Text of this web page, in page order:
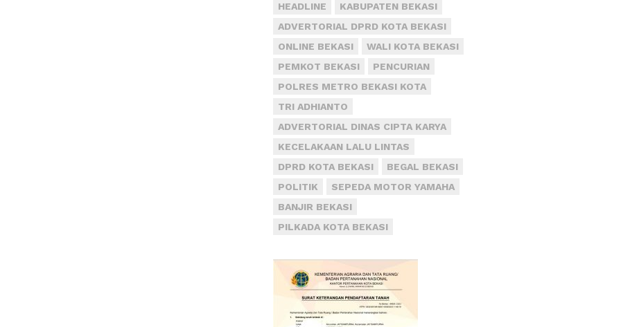
HEADLINE
KABUPATEN BEKASI
ADVERTORIAL DPRD KOTA BEKASI
ONLINE BEKASI
WALI KOTA BEKASI
PEMKOT BEKASI
PENCURIAN
POLRES METRO BEKASI KOTA
TRI ADHIANTO
ADVERTORIAL DINAS CIPTA KARYA
KECELAKAAN LALU LINTAS
DPRD KOTA BEKASI
BEGAL BEKASI
POLITIK
SEPEDA MOTOR YAMAHA
BANJIR BEKASI
PILKADA KOTA BEKASI